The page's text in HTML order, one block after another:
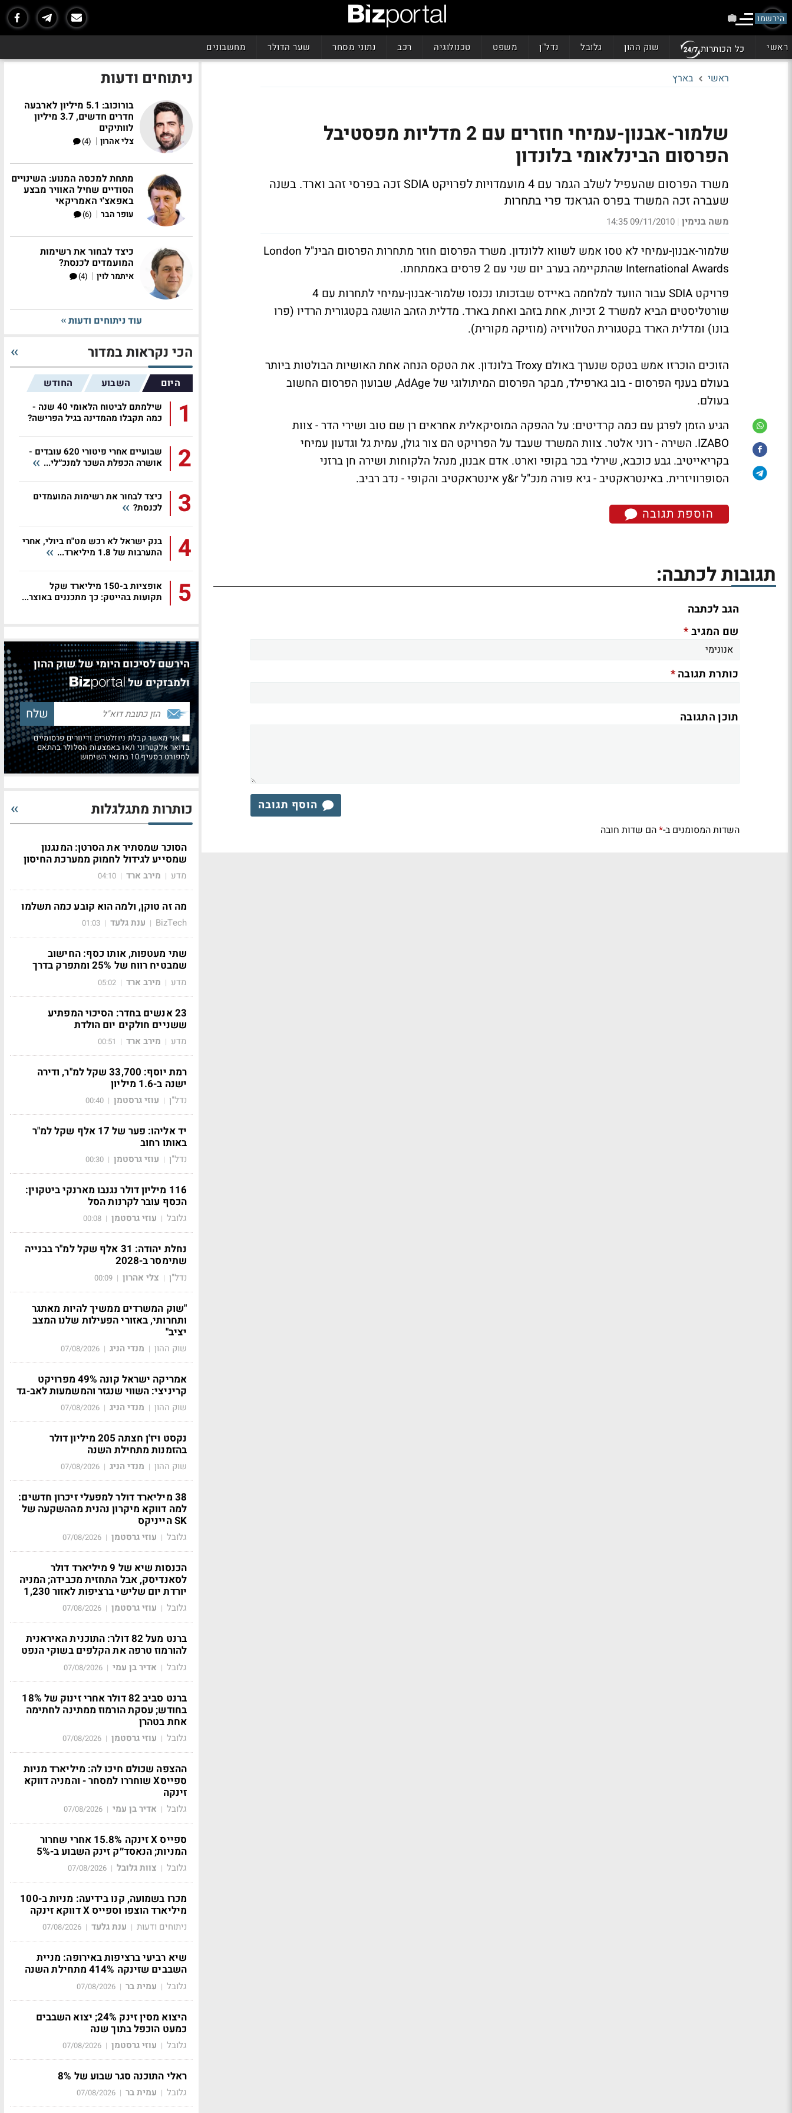
הירשמו
ראשי כל הכותרות שוק ההון גלובל נדל"ן משפט טכנולוגיה רכב נתוני מסחר שער הדולר מחשבונים
ראשי בארץ
שלמור-אבנון-עמיחי חוזרים עם 2 מדליות מפסטיבל
הפרסום הבינלאומי בלונדון
משרד הפרסום שהעפיל לשלב הגמר עם 4 מועמדויות לפרויקט SDIA זכה בפרסי זהב וארד. בשנה
שעברה זכה המשרד בפרס הגראנד פרי בתחרות
משה בנימין |
09/11/2010 14:35
שלמור-אבנון-עמיחי לא טסו אמש לשווא ללונדון. משרד הפרסום חוזר מתחרות הפרסום הבינ"ל London
International Awards שהתקיימה בערב יום שני עם 2 פרסים באמתחתו.
פרויקט SDIA עבור הוועד למלחמה באיידס שבזכותו נכנסו שלמור-אבנון-עמיחי לתחרות עם 4
שורטליסטים הביא למשרד 2 זכיות, אחת בזהב ואחת בארד. מדלית הזהב הושגה בקטגורית הרדיו (פרו
בונו) ומדלית הארד בקטגורית הטלוויזיה (מוזיקה מקורית).
הזוכים הוכרזו אמש בטקס שנערך באולם Troxy בלונדון. את הטקס הנחה אחת האושיות הבולטות ביותר
בעולם בענף הפרסום - בוב גארפילד, מבקר הפרסום המיתולוגי של AdAge, שבועון הפרסום החשוב
בעולם.
הגיע הזמן לפרגן עם כמה קרדיטים: על ההפקה המוסיקאלית אחראים רן שם טוב ושירי הדר - צוות
IZABO. השירה - רוני אלטר. צוות המשרד שעבד על הפרויקט הם צור גולן, עמית גל וגדעון עמיחי
בקריאייטיב. גבע כוכבא, שירלי בכר בקופי וארט. אדם אבנון, מנהל הלקוחות ושירה חן ברזני
הסופרוויזרית. באינטראקטיב - גיא פורה מנכ"ל y&r אינטראקטיב והקופי - נדב רביב.
הוספת תגובה
תגובות לכתבה:
הגב לכתבה
שם המגיב*
כותרת תגובה*
תוכן התגובה
הוסף תגובה
השדות המסומנים ב-*הם שדות חובה
ניתוחים ודעות
בורוכוב: 5.1 מיליון לארבעה
חדרים חדשים, 3.7 מיליון
לוותיקים
צלי אהרון |
(4)
מתחת למכסה המנוע: השינויים
הסודיים שחיל האוויר מבצע
באפאצ'י האמריקאי
עופר הבר |
(6)
כיצד לבחור את רשימות
המועמדים לכנסת?
איתמר לוין |
(4)
עוד ניתוחים ודעות
הכי נקראות במדור
היום השבוע החודש
1
שילמתם לביטוח הלאומי 40 שנה -
כמה תקבלו מהמדינה בגיל הפרישה?
2
שבועיים אחרי פיטורי 620 עובדים -
אושרה הכפלת השכר למנכ״לי...
3
כיצד לבחור את רשימות המועמדים
לכנסת?
4
בנק ישראל לא רכש מט"ח ביולי, אחרי
התערבות של 1.8 מיליארד...
5
אופציות ב-150 מיליארד שקל
תקועות בהייטק: כך מתכננים באוצר...
הירשם לסיכום היומי של שוק ההון
ולמבזקים של
אני מאשר קבלת ניוזלטרים ודיוורים פרסומיים
בדואר אלקטרוני ו/או באמצעות הסלולר בהתאם
למפורט בסעיף 10 בתנאי השימוש
כותרות מתגלגלות
הסוכר שמסתיר את הסרטן: המנגנון
שמסייע לגידול לחמוק ממערכת החיסון
מדע | מירב ארד |
04:10
מה זה טוקן, ולמה הוא קובע כמה תשלמו
BizTech
| ענת גלעד |
01:03
שתי מעטפות, אותו כסף: החישוב
שמבטיח רווח של 25% ומתפרק בדרך
מדע | מירב ארד |
05:02
23 אנשים בחדר: הסיכוי המפתיע
ששניים חולקים יום הולדת
מדע | מירב ארד |
00:51
רמת יוסף: 33,700 שקל למ"ר, ודירה
ישנה ב-1.6 מיליון
נדל"ן | עוזי גרסטמן |
00:40
יד אליהו: פער של 17 אלף שקל למ"ר
באותו רחוב
נדל"ן | עוזי גרסטמן |
00:30
116 מיליון דולר נגנבו מארנקי ביטקוין:
הכסף עובר לקרנות הסל
גלובל | עוזי גרסטמן |
00:08
נחלת יהודה: 31 אלף שקל למ"ר בבנייה
שתימסר ב-2028
נדל"ן | צלי אהרון |
00:09
"שוק המשרדים ממשיך להיות מאתגר
ותחרותי, באזורי הפעילות שלנו המצב
יציב"
שוק ההון | מנדי הניג |
07/08/2026
אמריקה ישראל קונה 49% מפרויקט
קריניצי: השווי שנגזר והמשמעות לאב-גד
שוק ההון | מנדי הניג |
07/08/2026
נקסט ויז'ן חצתה 205 מיליון דולר
בהזמנות מתחילת השנה
שוק ההון | מנדי הניג |
07/08/2026
38 מיליארד דולר למפעלי זיכרון חדשים:
למה דווקא מיקרון נהנית מההשקעה של
SK הייניקס
גלובל | עוזי גרסטמן |
07/08/2026
הכנסות שיא של 9 מיליארד דולר
לסאנדיסק, אבל התחזית מכבידה; המניה
יורדת יום שלישי ברציפות לאזור 1,230
גלובל | עוזי גרסטמן |
07/08/2026
ברנט מעל 82 דולר: התוכנית האיראנית
להורמוז טרפה את הקלפים בשוקי הנפט
גלובל | אדיר בן עמי |
07/08/2026
ברנט סביב 82 דולר אחרי זינוק של 18%
בחודש; עסקת הורמוז ממתינה לחתימה
אחת בטהרן
גלובל | עוזי גרסטמן |
07/08/2026
ההצפה שכולם חיכו לה: מיליארד מניות
ספייסX שוחררו למסחר - והמניה דווקא
זינקה
גלובל | אדיר בן עמי |
07/08/2026
ספייס X זינקה 15.8% אחרי שחרור
המניות; הנאסד״ק זינק השבוע ב-5%
גלובל | צוות גלובל |
07/08/2026
מכרו בשמועה, קנו בידיעה: מניות ב-100
מיליארד הוצפו וספייס X דווקא זינקה
ניתוחים ודעות | ענת גלעד |
07/08/2026
שיא רביעי ברציפות באירופה: מניית
השבבים שזינקה 414% מתחילת השנה
גלובל | עמית בר |
07/08/2026
היצוא מסין זינק 24%; יצוא השבבים
כמעט הוכפל בתוך שנה
גלובל | עוזי גרסטמן |
07/08/2026
ראלי התוכנה סגר שבוע של 8%
גלובל | עמית בר |
07/08/2026